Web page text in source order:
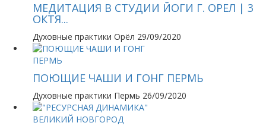
МЕДИТАЦИЯ В СТУДИИ ЙОГИ Г. ОРЕЛ | 3
ОКТЯ...
Духовные практики Орёл 29/09/2020
ПОЮЩИЕ ЧАШИ И ГОНГ ПЕРМЬ
Духовные практики Пермь 26/09/2020